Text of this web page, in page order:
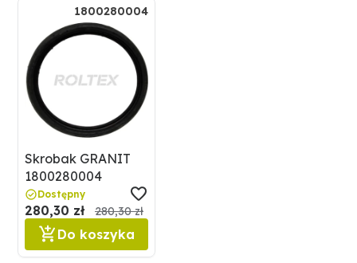
1800280004
Skrobak GRANIT
1800280004
Dostępny
280,30 zł 280,30 zł
Do koszyka